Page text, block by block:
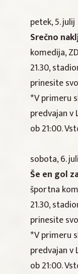
petek, 5. julij
Srečno
komedija,
21.30,
prinesite
*V primeru
predvajan v
ob 21:00.
sobota, 6.
Še en gol
športna
21.30,
prinesite
*V primeru
predvajan v
ob 21:00.